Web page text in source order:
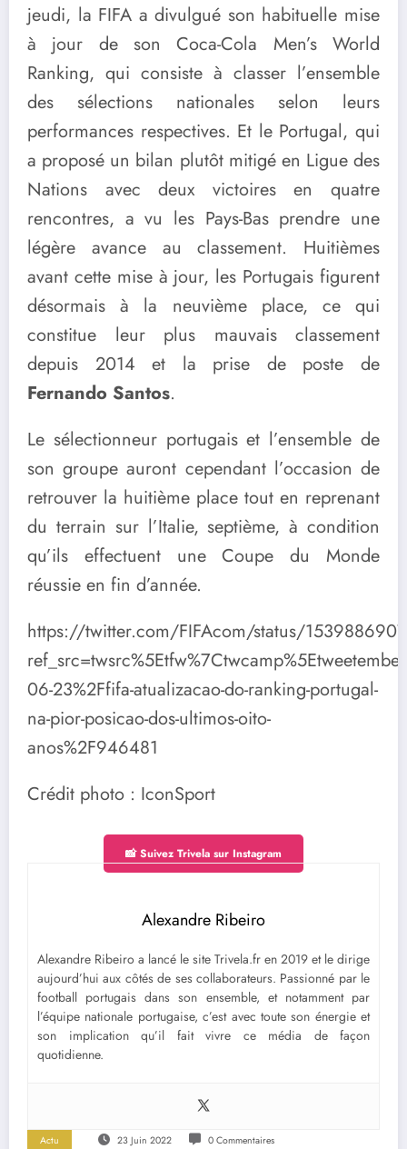
jeudi, la FIFA a divulgué son habituelle mise
à jour de son Coca-Cola Men’s World
Ranking, qui consiste à classer l’ensemble
des sélections nationales selon leurs
performances respectives. Et le Portugal, qui
a proposé un bilan plutôt mitigé en Ligue des
Nations avec deux victoires en quatre
rencontres, a vu les Pays-Bas prendre une
légère avance au classement. Huitièmes
avant cette mise à jour, les Portugais figurent
désormais à la neuvième place, ce qui
constitue leur plus mauvais classement
depuis 2014 et la prise de poste de
Fernando Santos.
Le sélectionneur portugais et l’ensemble de
son groupe auront cependant l’occasion de
retrouver la huitième place tout en reprenant
du terrain sur l’Italie, septième, à condition
qu’ils effectuent une Coupe du Monde
réussie en fin d’année.
https://twitter.com/FIFAcom/status/
06-23%2Ffifa-atualizacao-do-ranking-portugal-
na-pior-posicao-dos-ultimos-oito-
anos%2F946481
Crédit photo : IconSport
📸 Suivez Trivela sur Instagram
Alexandre Ribeiro
Alexandre Ribeiro a lancé le site Trivela.fr en 2019 et le dirige
aujourd’hui aux côtés de ses collaborateurs. Passionné par le
football portugais dans son ensemble, et notamment par
l’équipe nationale portugaise, c’est avec toute son énergie et
son implication qu’il fait vivre ce média de façon
quotidienne.
Actu 23 Juin 2022 0 Commentaires